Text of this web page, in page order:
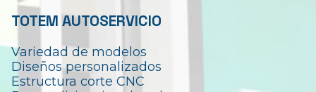
TOTEM AUTOSERVICIO
Variedad de modelos
Diseños personalizados
Estructura corte CNC